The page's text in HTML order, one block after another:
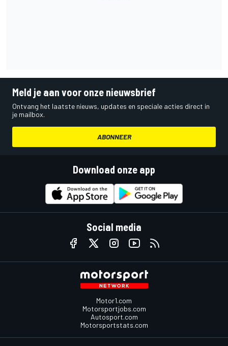
Meld je aan voor onze nieuwsbrief
Ontvang het laatste nieuws, updates en speciale acties direct in
je mailbox.
ABONNEER
Download onze app
Social media
Motor1.com
Motorsportjobs.com
Autosport.com
Motorsportstats.com